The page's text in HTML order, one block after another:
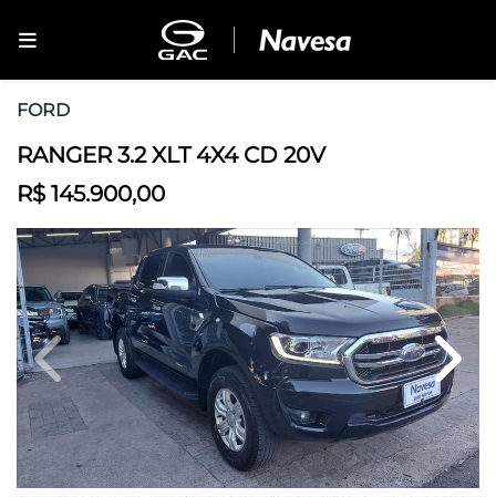
FORD
RANGER 3.2 XLT 4X4 CD 20V
R$ 145.900,00
Previous Next